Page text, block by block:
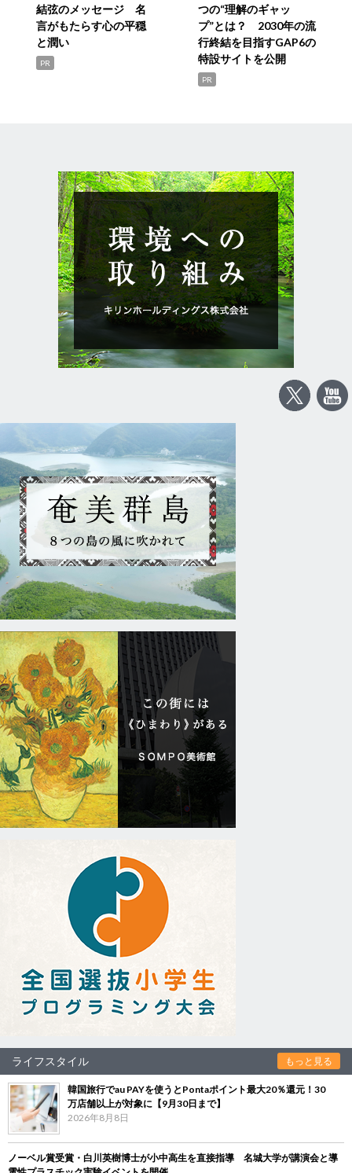
結弦のメッセージ 名
言がもたらす心の平穏
と潤い
PR
つの“理解のギャッ
プ”とは？ 2030年の流
行終結を目指すGAP6の
特設サイトを公開
PR
ライフスタイル もっと見る
韓国旅行でau PAYを使うとPontaポイント最大20％還元！30
万店舗以上が対象に【9月30日まで】
2026年8月8日
ノーベル賞受賞・白川英樹博士が小中高生を直接指導 名城大学が講演会と導